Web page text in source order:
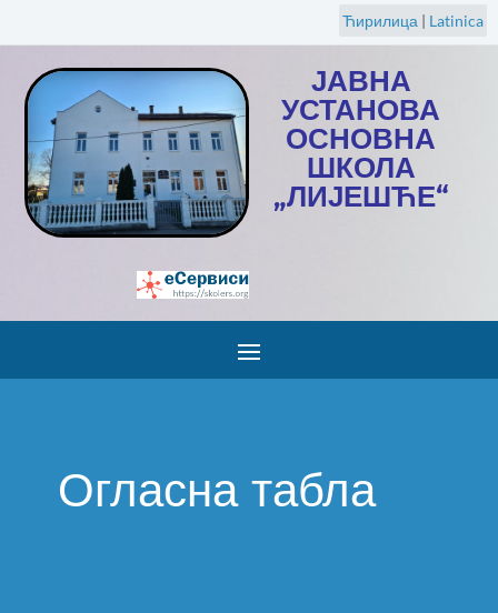
Ћирилица | Latinica
ЈАВНА
УСТАНОВА
ОСНОВНА
ШКОЛА
„ЛИЈЕШЋЕ“
Огласна табла